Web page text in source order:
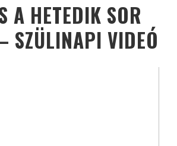
A HETEDIK SOR
SZÜLINAPI VIDEÓ